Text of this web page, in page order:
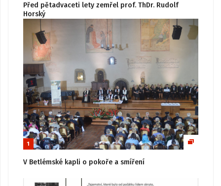
Před pětadvaceti lety zemřel prof. ThDr. Rudolf
Horský
1
V Betlémské kapli o pokoře a smíření